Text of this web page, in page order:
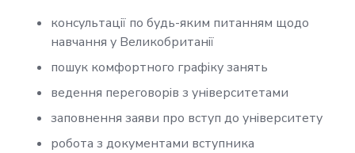
консультації по будь-яким питанням щодо
навчання у Великобританії
пошук комфортного графіку занять
ведення переговорів з університетами
заповнення заяви про вступ до університету
робота з документами вступника